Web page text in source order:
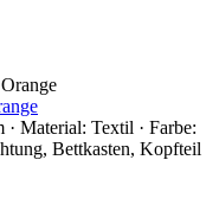
Material: Textil · Farbe:
Bettkasten, Kopfteil